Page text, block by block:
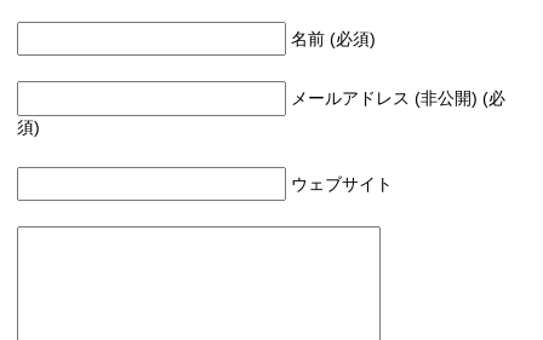
名前 (必須)
メールアドレス (非公開) (必
須)
ウェブサイト